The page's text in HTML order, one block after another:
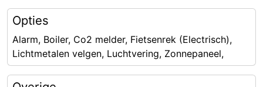
Opties
Alarm, Boiler, Co2 melder, Fietsenrek (Electrisch),
Lichtmetalen velgen, Luchtvering, Zonnepaneel,